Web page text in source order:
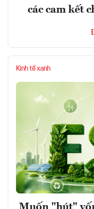
các cam kết
Kinh tế xanh